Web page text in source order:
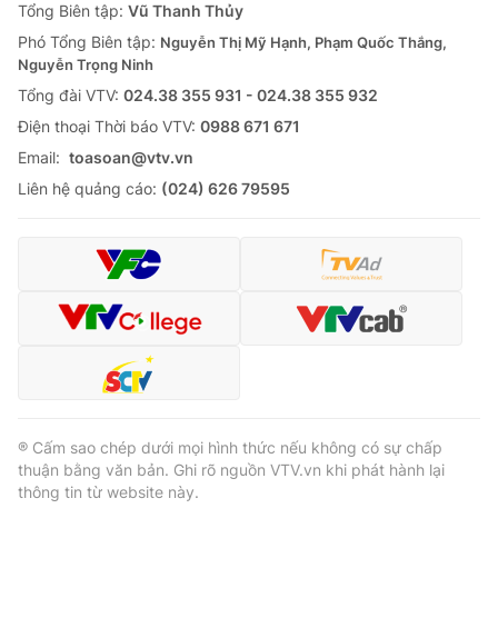
Tổng Biên tập: Vũ Thanh Thủy
Phó Tổng Biên tập: Nguyễn Thị Mỹ Hạnh, Phạm Quốc Thắng,
Nguyễn Trọng Ninh
Tổng đài VTV: 024.38 355 931 - 024.38 355 932
Ðiện thoại Thời báo VTV: 0988 671 671
Email: toasoan@vtv.vn
Liên hệ quảng cáo: (024) 626 79595
® Cấm sao chép dưới mọi hình thức nếu không có sự chấp
thuận bằng văn bản. Ghi rõ nguồn VTV.vn khi phát hành lại
thông tin từ website này.